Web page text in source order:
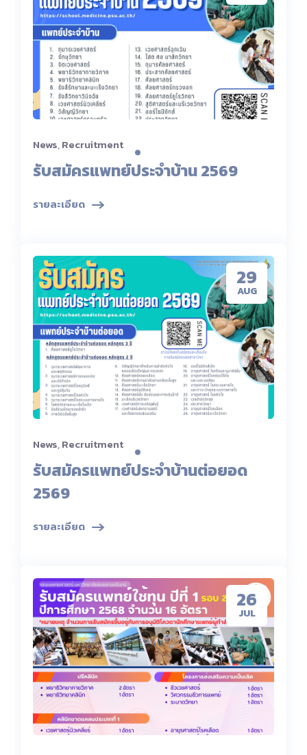
News,Recruitment
รับสมัครแพทย์ประจำบ้าน 2569
รายละเอียด
29
AUG
News,Recruitment
รับสมัครแพทย์ประจำบ้านต่อยอด
2569
รายละเอียด
26
JUL